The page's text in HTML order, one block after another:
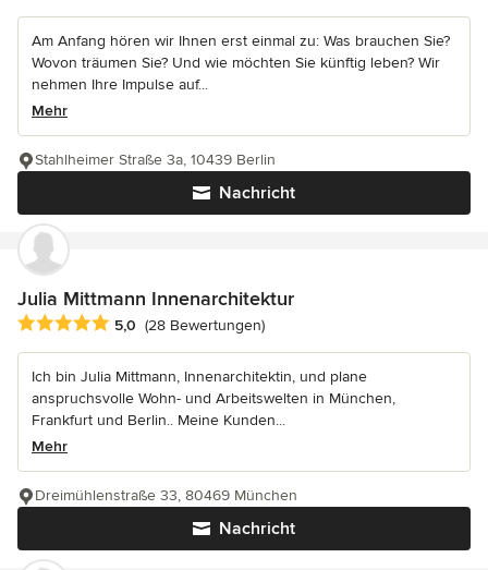
Am Anfang hören wir Ihnen erst einmal zu: Was brauchen Sie?
Wovon träumen Sie? Und wie möchten Sie künftig leben? Wir
nehmen Ihre Impulse auf...
Mehr
Nachricht
Stahlheimer Straße 3a, 10439 Berlin
Julia Mittmann Innenarchitektur
Durchschnittliche Bewertung: 5 von 5 Sternen
5,0 (28 Bewertungen)
Ich bin Julia Mittmann, Innenarchitektin, und plane
anspruchsvolle Wohn- und Arbeitswelten in München,
Frankfurt und Berlin.. Meine Kunden...
Mehr
Nachricht
Dreimühlenstraße 33, 80469 München